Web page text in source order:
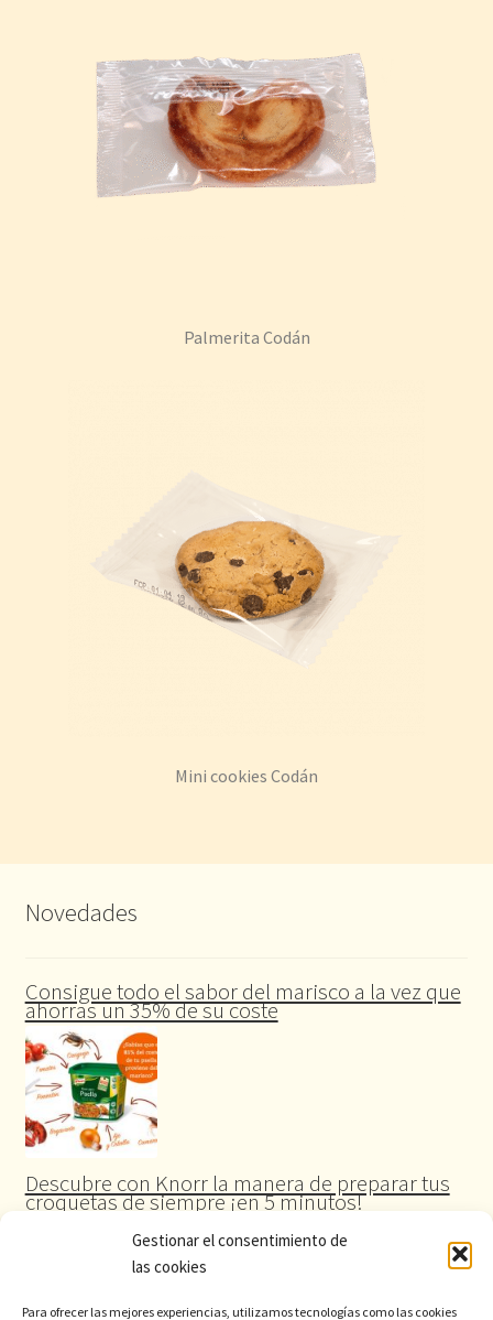
Gestionar el consentimiento de
las cookies
Para ofrecer las mejores experiencias, utilizamos tecnologías como las cookies
Palmerita Codán
Mini cookies Codán
Novedades
Consigue todo el sabor del marisco a la vez que
ahorras un 35% de su coste
Descubre con Knorr la manera de preparar tus
croquetas de siempre ¡en 5 minutos!